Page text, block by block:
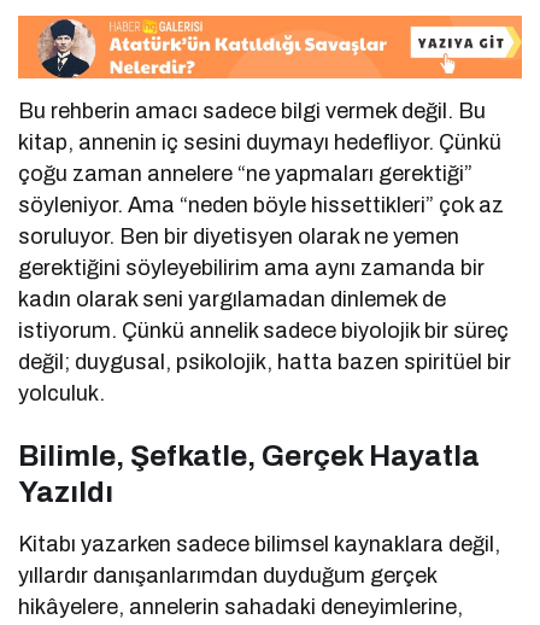
Bu rehberin amacı sadece bilgi vermek değil. Bu
kitap, annenin iç sesini duymayı hedefliyor. Çünkü
çoğu zaman annelere “ne yapmaları gerektiği”
söyleniyor. Ama “neden böyle hissettikleri” çok az
soruluyor. Ben bir diyetisyen olarak ne yemen
gerektiğini söyleyebilirim ama aynı zamanda bir
kadın olarak seni yargılamadan dinlemek de
istiyorum. Çünkü annelik sadece biyolojik bir süreç
değil; duygusal, psikolojik, hatta bazen spiritüel bir
yolculuk.
Bilimle, Şefkatle, Gerçek Hayatla
Yazıldı
Kitabı yazarken sadece bilimsel kaynaklara değil,
yıllardır danışanlarımdan duyduğum gerçek
hikâyelere, annelerin sahadaki deneyimlerine,